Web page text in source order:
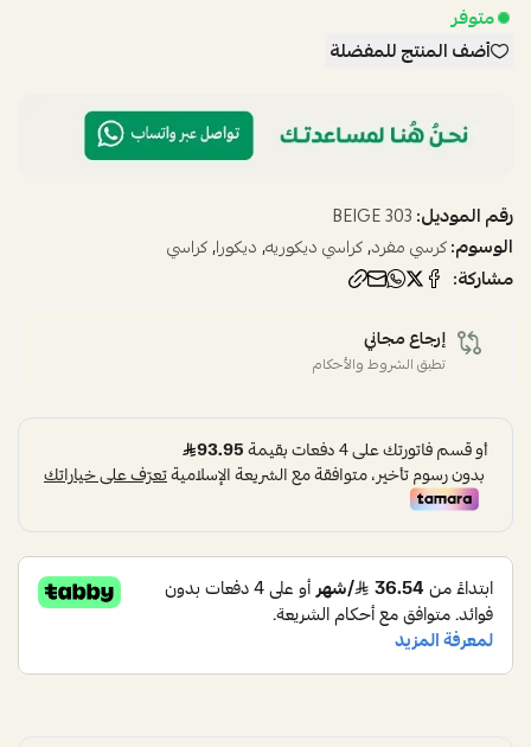
متوفر
أضف المنتج للمفضلة
رقم الموديل:303 BEIGE
الوسوم:كرسي مفرد,كراسي ديكوريه,ديكورا,كراسي
مشاركة:
إرجاع مجاني
تطبق الشروط والأحكام